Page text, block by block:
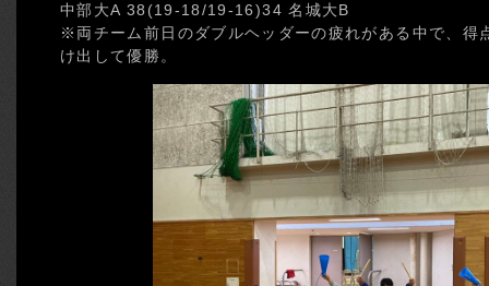
中部大A 38(19-18/19-16)34 名城大B
※両チーム前日のダブルヘッダーの疲れがある中で、得
け出して優勝。